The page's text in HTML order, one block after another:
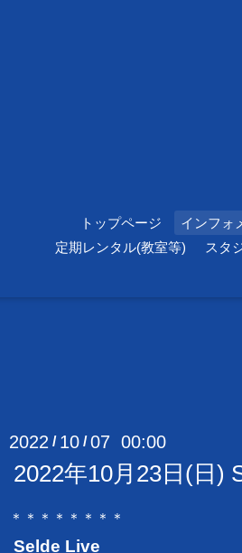
トップページ インフォ
定期レンタル(教室等)
スタ
2022 / 10 /07 00:00
2022年10月23日(日)
＊＊＊＊＊＊＊＊
Selde Live